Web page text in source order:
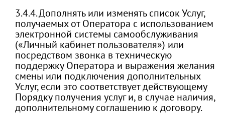
3.4.4. Дополнять или изменять список Услуг,
получаемых от Оператора с использованием
электронной системы самообслуживания
(«Личный кабинет пользователя») или
посредством звонка в техническую
поддержку Оператора и выражения желания
смены или подключения дополнительных
Услуг, если это соответствует действующему
Порядку получения услуг и, в случае наличия,
дополнительному соглашению к договору.